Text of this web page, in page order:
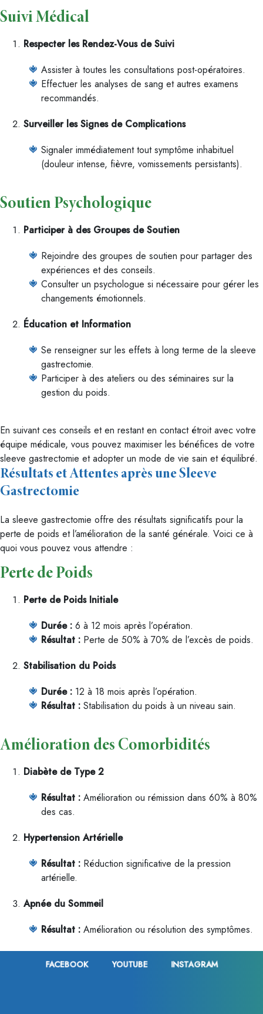
Suivi Médical
Respecter les Rendez-Vous de Suivi
Assister à toutes les consultations post-opératoires.
Effectuer les analyses de sang et autres examens
recommandés.
Surveiller les Signes de Complications
Signaler immédiatement tout symptôme inhabituel
(douleur intense, fièvre, vomissements persistants).
Soutien Psychologique
Participer à des Groupes de Soutien
Rejoindre des groupes de soutien pour partager des
expériences et des conseils.
Consulter un psychologue si nécessaire pour gérer les
changements émotionnels.
Éducation et Information
Se renseigner sur les effets à long terme de la sleeve
gastrectomie.
Participer à des ateliers ou des séminaires sur la
gestion du poids.
En suivant ces conseils et en restant en contact étroit avec votre
équipe médicale, vous pouvez maximiser les bénéfices de votre
sleeve gastrectomie et adopter un mode de vie sain et équilibré.
Résultats et Attentes après une Sleeve
Gastrectomie
La sleeve gastrectomie offre des résultats significatifs pour la
perte de poids et l’amélioration de la santé générale. Voici ce à
quoi vous pouvez vous attendre :
Perte de Poids
Perte de Poids Initiale
Durée : 6 à 12 mois après l’opération.
Résultat : Perte de 50% à 70% de l’excès de poids.
Stabilisation du Poids
Durée : 12 à 18 mois après l’opération.
Résultat : Stabilisation du poids à un niveau sain.
Amélioration des Comorbidités
Diabète de Type 2
Résultat : Amélioration ou rémission dans 60% à 80%
des cas.
Hypertension Artérielle
Résultat : Réduction significative de la pression
artérielle.
Apnée du Sommeil
Résultat : Amélioration ou résolution des symptômes.
Qualité de Vie
FACEBOOK YOUTUBE INSTAGRAM